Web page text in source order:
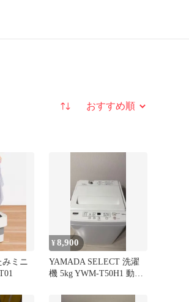
並び替え
みミニ
¥8,900
YAMADA SELECT 洗濯
機 5kg YWM-T50H1 動作